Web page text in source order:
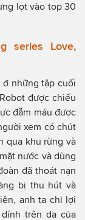
lọt vào top 30
series Love,
ở những tập cuối
được chiếu
đẫm máu được
xem có chút
qua khu rừng và
nước và dùng
đã thoát nạn
bị thu hút và
anh ta chỉ lợi
trên da của